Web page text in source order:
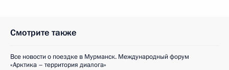
Смотрите также
Все новости о поездке в Мурманск. Международный форум
«Арктика – территория диалога»